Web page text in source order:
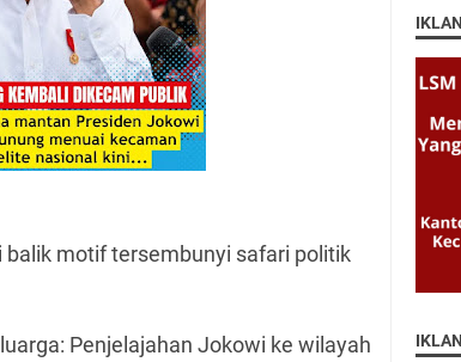
motif tersembunyi safari politik
Penjelajahan Jokowi ke wilayah